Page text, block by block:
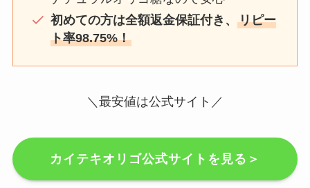
初めての方は全額返金保証付き、 リピー
ト率98.75%！
＼最安値は公式サイト／
カイテキオリゴ公式サイトを見る＞